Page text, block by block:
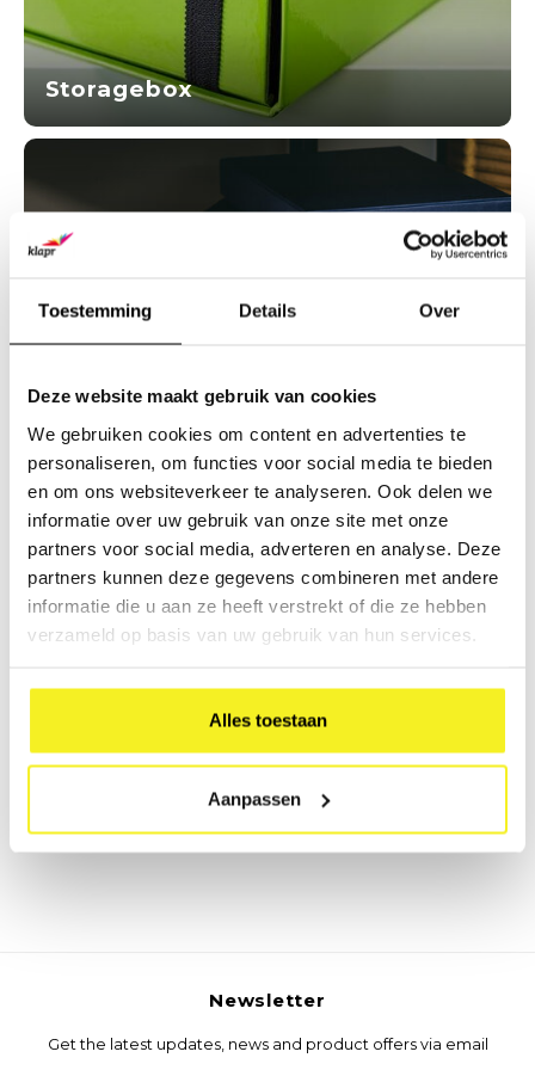
Toestemming Details Over
Deze website maakt gebruik van cookies
We gebruiken cookies om content en advertenties te
personaliseren, om functies voor social media te bieden
en om ons websiteverkeer te analyseren. Ook delen we
informatie over uw gebruik van onze site met onze
partners voor social media, adverteren en analyse. Deze
partners kunnen deze gegevens combineren met andere
informatie die u aan ze heeft verstrekt of die ze hebben
verzameld op basis van uw gebruik van hun services.
Alles toestaan
Aanpassen
Storagebox
Basic Box
Newsletter
Get the latest updates, news and product offers via email